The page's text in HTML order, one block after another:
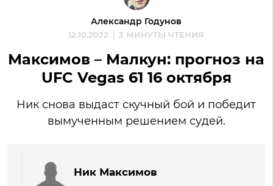
Александр Годунов
12.10.2022 3 МИНУТЫ ЧТЕНИЯ
Максимов – Малкун: прогноз на
UFC Vegas 61 16 октября
Ник снова выдаст скучный бой и победит
вымученным решением судей.
Ник Максимов